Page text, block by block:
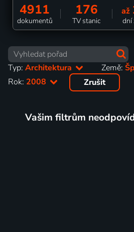
4911
dokumentů
176
TV stanic
až
dní
Typ: Architektura Země:
Rok: 2008 Zrušit
Vašim filtrům